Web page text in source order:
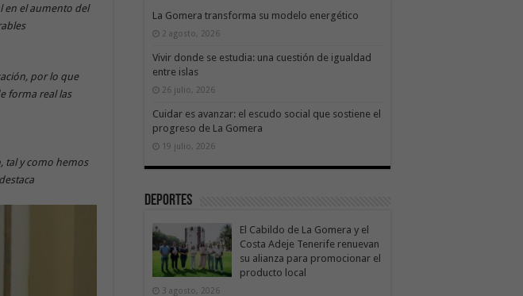
en el aumento del
por lo que
forma real las
tal y como hemos
La Gomera transforma su modelo energético
2 agosto, 2026
Vivir donde se estudia: una cuestión de igualdad
entre islas
26 julio, 2026
Cuidar es avanzar: el escudo social que sostiene el
progreso de La Gomera
19 julio, 2026
Deportes
El Cabildo de La Gomera y el
Costa Adeje Tenerife renuevan
su alianza para promocionar el
producto local
3 agosto, 2026